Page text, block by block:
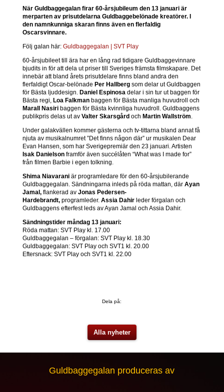
När Guldbaggegalan firar 60-årsjubileum den 13 januari är
merparten av prisutdelarna Guldbaggebelönade kreatörer. I
den namnkunniga skaran finns även en flerfaldig
Oscarsvinnare.
Följ galan här: Guldbaggegalan | SVT Play
60-årsjubileet till ära har en lång rad tidigare Guldbaggevinnare
bjudits in för att dela ut priser till Sveriges främsta filmskapare. Det
innebär att bland årets prisutdelare finns bland andra den
flerfaldigt Oscar-belönade Per Hallbergsom delar ut Guldbaggen
för Bästa ljuddesign. Daniel Espinosadelar i sin tur ut baggen för
Bästa regi, Loa Falkmanbaggen för Bästa manliga huvudroll och
Marall Nasiribaggen för Bästa kvinnliga huvudroll. Guldbaggens
publikpris delas ut av Valter Skarsgård och Martin Wallström.
Under galakvällen kommer gästerna och tv-tittarna bland annat få
njuta av musikalnumret ”Det finns någon där” ur musikalen Dear
Evan Hansen, som har Sverigepremiär den 23 januari. Artisten
Isak Danielsonframför även succélåten “What was I made for”
från filmen Barbie i egen tolkning.
Shima Niavaraniär programledare för den 60-årsjubilerande
Guldbaggegalan. Sändningarna inleds på röda mattan, där Ayan
Jamal,flankerad av Jonas Pedersen-
Hardebrandt,programleder. Assia Dahirleder förgalan och
Guldbaggens efterfest leds av Ayan Jamal och Assia Dahir.
Sändningstider måndag 13 januari:
Röda mattan: SVT Play kl. 17.00
Guldbaggegalan – förgalan: SVT Play kl. 18.30
Guldbaggegalan: SVT Play och SVT1 kl. 20.00
Eftersnack: SVT Play och SVT1 kl. 22.00
Dela på:
Alla nyheter
Guldbaggegalan produceras av